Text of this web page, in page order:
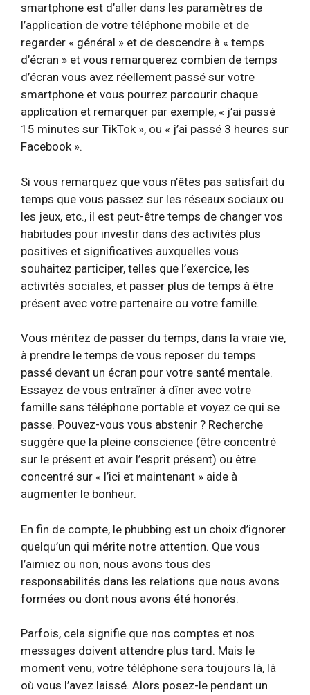
smartphone est d’aller dans les paramètres de
l’application de votre téléphone mobile et de
regarder « général » et de descendre à « temps
d’écran » et vous remarquerez combien de temps
d’écran vous avez réellement passé sur votre
smartphone et vous pourrez parcourir chaque
application et remarquer par exemple, « j’ai passé
15 minutes sur TikTok », ou « j’ai passé 3 heures sur
Facebook ».
Si vous remarquez que vous n’êtes pas satisfait du
temps que vous passez sur les réseaux sociaux ou
les jeux, etc., il est peut-être temps de changer vos
habitudes pour investir dans des activités plus
positives et significatives auxquelles vous
souhaitez participer, telles que l’exercice, les
activités sociales, et passer plus de temps à être
présent avec votre partenaire ou votre famille.
Vous méritez de passer du temps, dans la vraie vie,
à prendre le temps de vous reposer du temps
passé devant un écran pour votre santé mentale.
Essayez de vous entraîner à dîner avec votre
famille sans téléphone portable et voyez ce qui se
passe. Pouvez-vous vous abstenir ? Recherche
suggère que la pleine conscience (être concentré
sur le présent et avoir l’esprit présent) ou être
concentré sur « l’ici et maintenant » aide à
augmenter le bonheur.
En fin de compte, le phubbing est un choix d’ignorer
quelqu’un qui mérite notre attention. Que vous
l’aimiez ou non, nous avons tous des
responsabilités dans les relations que nous avons
formées ou dont nous avons été honorés.
Parfois, cela signifie que nos comptes et nos
messages doivent attendre plus tard. Mais le
moment venu, votre téléphone sera toujours là, là
où vous l’avez laissé. Alors posez-le pendant un